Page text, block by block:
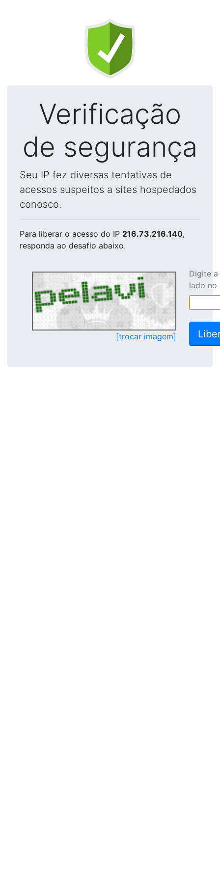
Verificação
de segurança
Seu IP fez diversas tentativas de
acessos suspeitos a sites hospedados
conosco.
Para liberar o acesso do IP 216.73.216.140,
responda ao desafio abaixo.
[trocar imagem]
Digite
lado no